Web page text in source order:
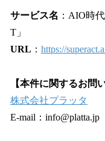
サービス名 ：AIO時
T」
URL ： https://
【本件に関するお問
株式会社プラッタ
E-mail：info@platta.jp